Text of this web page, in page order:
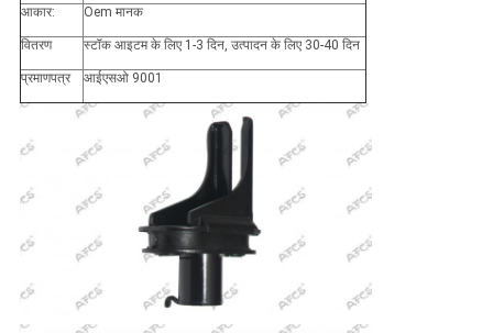
आकार: Oem मानक
वितरण स्टॉक आइटम के लिए 1-3 दिन, उत्पादन के लिए 30-40 दिन
प्रमाणपत्र आईएसओ 9001